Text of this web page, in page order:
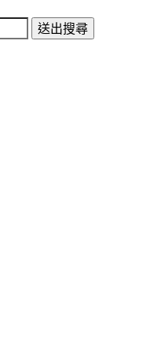
送出搜尋